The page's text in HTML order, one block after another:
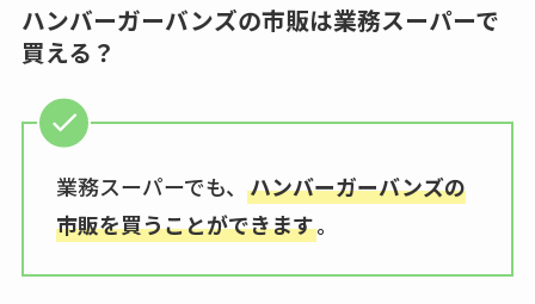
ハンバーガーバンズの市販は業務スーパーで
買える？
業務スーパーでも、 ハンバーガーバンズの
市販を買うことができます。